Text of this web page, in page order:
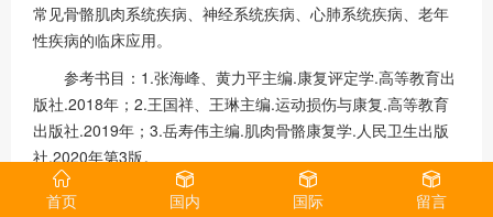
常见骨骼肌肉系统疾病、神经系统疾病、心肺系统疾病、老年
性疾病的临床应用。
参考书目：1.张海峰、黄力平主编.康复评定学.高等教育出
版社.2018年；2.王国祥、王琳主编.运动损伤与康复.高等教育
出版社.2019年；3.岳寿伟主编.肌肉骨骼康复学.人民卫生出版
社.2020年第3版。
2010体育工程综合
首页 国内 国际 留言